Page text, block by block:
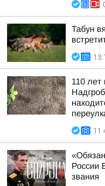
Табун
110
России
звания